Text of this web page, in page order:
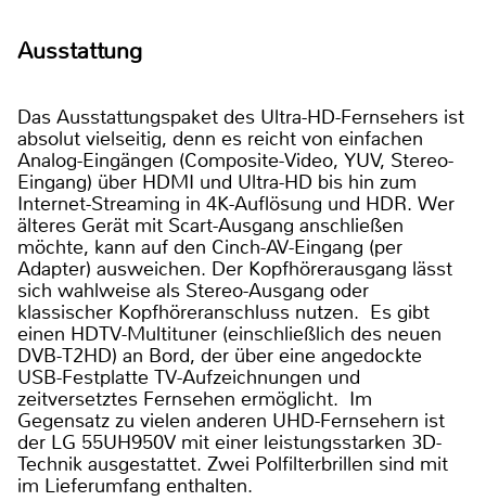
Ausstattung
Das Ausstattungspaket des Ultra-HD-Fernsehers ist
absolut vielseitig, denn es reicht von einfachen
Analog-Eingängen (Composite-Video, YUV, Stereo-
Eingang) über HDMI und Ultra-HD bis hin zum
Internet-Streaming in 4K-Auflösung und HDR. Wer
älteres Gerät mit Scart-Ausgang anschließen
möchte, kann auf den Cinch-AV-Eingang (per
Adapter) ausweichen. Der Kopfhörerausgang lässt
sich wahlweise als Stereo-Ausgang oder
klassischer Kopfhöreranschluss nutzen. Es gibt
einen HDTV-Multituner (einschließlich des neuen
DVB-T2HD) an Bord, der über eine angedockte
USB-Festplatte TV-Aufzeichnungen und
zeitversetztes Fernsehen ermöglicht. Im
Gegensatz zu vielen anderen UHD-Fernsehern ist
der LG 55UH950V mit einer leistungsstarken 3D-
Technik ausgestattet. Zwei Polfilterbrillen sind mit
im Lieferumfang enthalten.